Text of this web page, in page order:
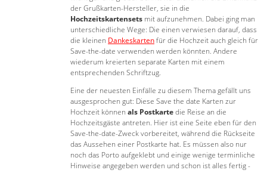
der Grußkarten-Hersteller, sie in die
Hochzeitskartensets mit aufzunehmen. Dabei ging man
unterschiedliche Wege: Die einen verwiesen darauf, dass
die kleinen Dankeskartenfür die Hochzeit auch gleich für
Save-the-date verwenden werden könnten. Andere
wiederum kreierten separate Karten mit einem
entsprechenden Schriftzug.
Eine der neuesten Einfälle zu diesem Thema gefällt uns
ausgesprochen gut: Diese Save the date Karten zur
Hochzeit können als Postkartedie Reise an die
Hochzeitsgäste antreten. Hier ist eine Seite eben für den
Save-the-date-Zweck vorbereitet, während die Rückseite
das Aussehen einer Postkarte hat. Es müssen also nur
noch das Porto aufgeklebt und einige wenige terminliche
Hinweise angegeben werden und schon ist alles fertig -